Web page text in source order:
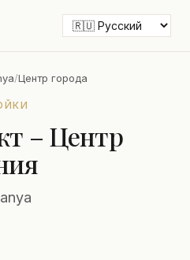
/Центр города
– Центр